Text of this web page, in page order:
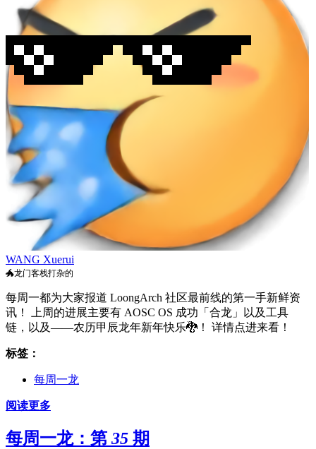
WANG Xuerui
🐲龙门客栈打杂的
每周一都为大家报道 LoongArch 社区最前线的第一手新鲜资
讯！ 上周的进展主要有 AOSC OS 成功「合龙」以及工具
链，以及——农历甲辰龙年新年快乐🐉 ！ 详情点进来看！
标签：
每周一龙
阅读更多
每周一龙：第 35 期